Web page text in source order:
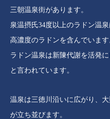
三朝温泉街があります。
泉温摂氏34度以上のラドン温
高濃度のラドンを含んでいます
ラドン温泉は新陳代謝を活発
と言われています。
温泉は三徳川沿いに広がり、
が立ち並びます。